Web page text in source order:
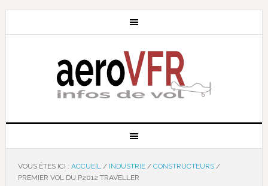
VOUS ÊTES ICI : ACCUEIL / INDUSTRIE / CONSTRUCTEURS /
PREMIER VOL DU P2012 TRAVELLER